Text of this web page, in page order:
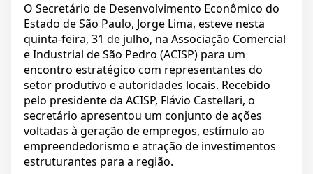
O Secretário de Desenvolvimento Econômico do
Estado de São Paulo, Jorge Lima, esteve nesta
quinta-feira, 31 de julho, na Associação Comercial
e Industrial de São Pedro (ACISP) para um
encontro estratégico com representantes do
setor produtivo e autoridades locais. Recebido
pelo presidente da ACISP, Flávio Castellari, o
secretário apresentou um conjunto de ações
voltadas à geração de empregos, estímulo ao
empreendedorismo e atração de investimentos
estruturantes para a região.